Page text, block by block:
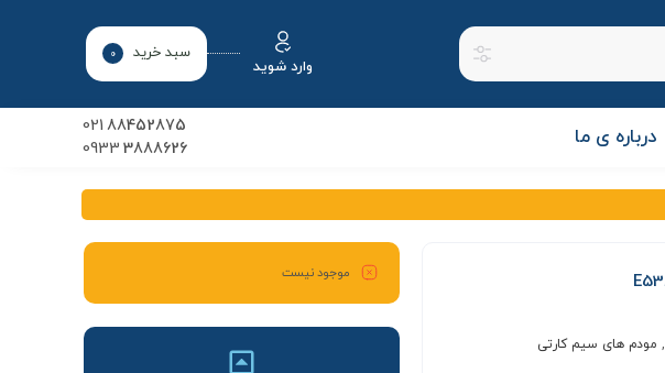
وارد شوید
سبد خرید 0
درباره ی ما 88452875
021
3888626
0933
, مودم های سیم کارتی
موجود نیست